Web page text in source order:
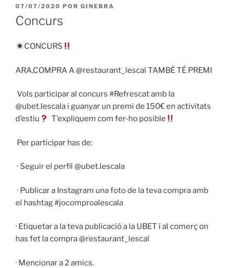
PUBLICADO
EL
07/07/2020 POR GINEBRA
Concurs
CONCURS
ARA,COMPRA A @restaurant_lescal TAMBÈ TÉ PREMI
⁣ ⁣⁣Vols participar al concurs #Refrescatamb la
@ubet.lescala i guanyar un premi de 150€ en activitats
d’estiu
⁣ ⁣ T’expliquem com fer-ho posible
⁣ Per participar has de:
⁣⁣ · Seguir el perfil @ubet.lescala
⁣ · Publicar a Instagram una foto de la teva compra amb
el hashtag#jocomproalescala
· Etiquetar a la teva publicació a la UBET i al comerç on
has fet la compra @restaurant_lescal ⁣
· Mencionar a 2 amics.⁣⁣ ⁣⁣